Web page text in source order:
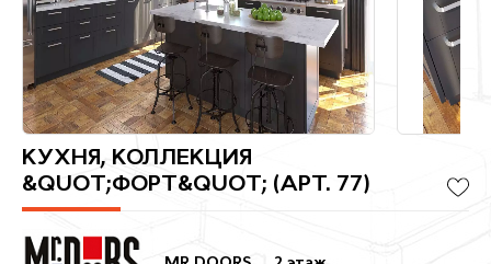
КУХНЯ, КОЛЛЕКЦИЯ
&QUOT;ФОРТ&QUOT; (АРТ. 77)